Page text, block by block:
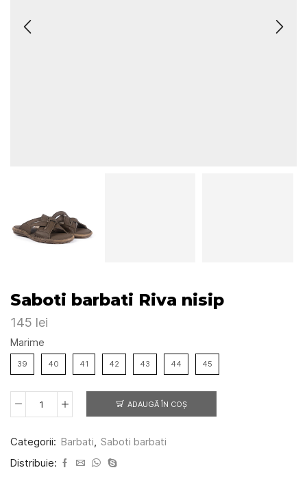
Saboti barbati Riva nisip
145 lei
Marime
39 40 41 42 43 44 45
Cantitate
Riva
nisip
ADAUGĂ ÎN COȘ
Categorii: Barbati
Saboti barbati
Distribuie: